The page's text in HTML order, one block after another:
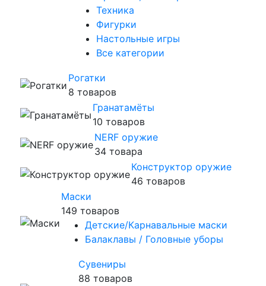
Техника
Фигурки
Настольные игры
Все категории
Рогатки
8 товаров
Гранатамёты
10 товаров
NERF оружие
34 товара
Конструктор оружие
46 товаров
Маски
149 товаров
Детские/Карнавальные маски
Балаклавы / Головные уборы
Сувениры
88 товаров